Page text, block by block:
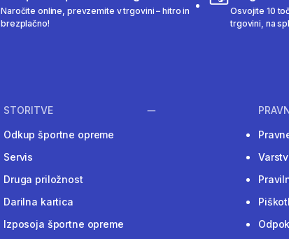
Naročite online, prevzemite v trgovini – hitro in
brezplačno!
Osvojite 10
trgovini, na
STORITVE
Odkup športne opreme
Servis
Druga priložnost
Darilna kartica
Izposoja športne opreme